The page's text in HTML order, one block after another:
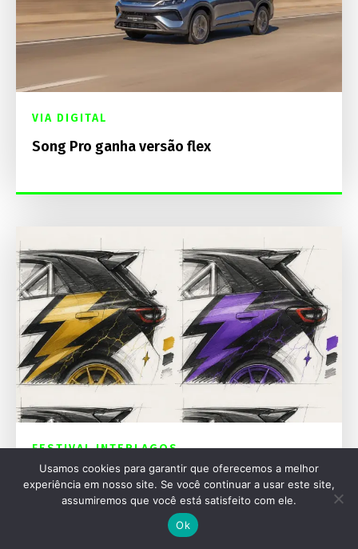
VIA DIGITAL
Song Pro ganha versão flex
FESTIVAL INTERLAGOS
Geely revela EX2 Street e EX2 Track para sua
estreia no Festival Interlagos
Usamos cookies para garantir que oferecemos a melhor
experiência em nosso site. Se você continuar a usar este site,
assumiremos que você está satisfeito com ele.
Ok